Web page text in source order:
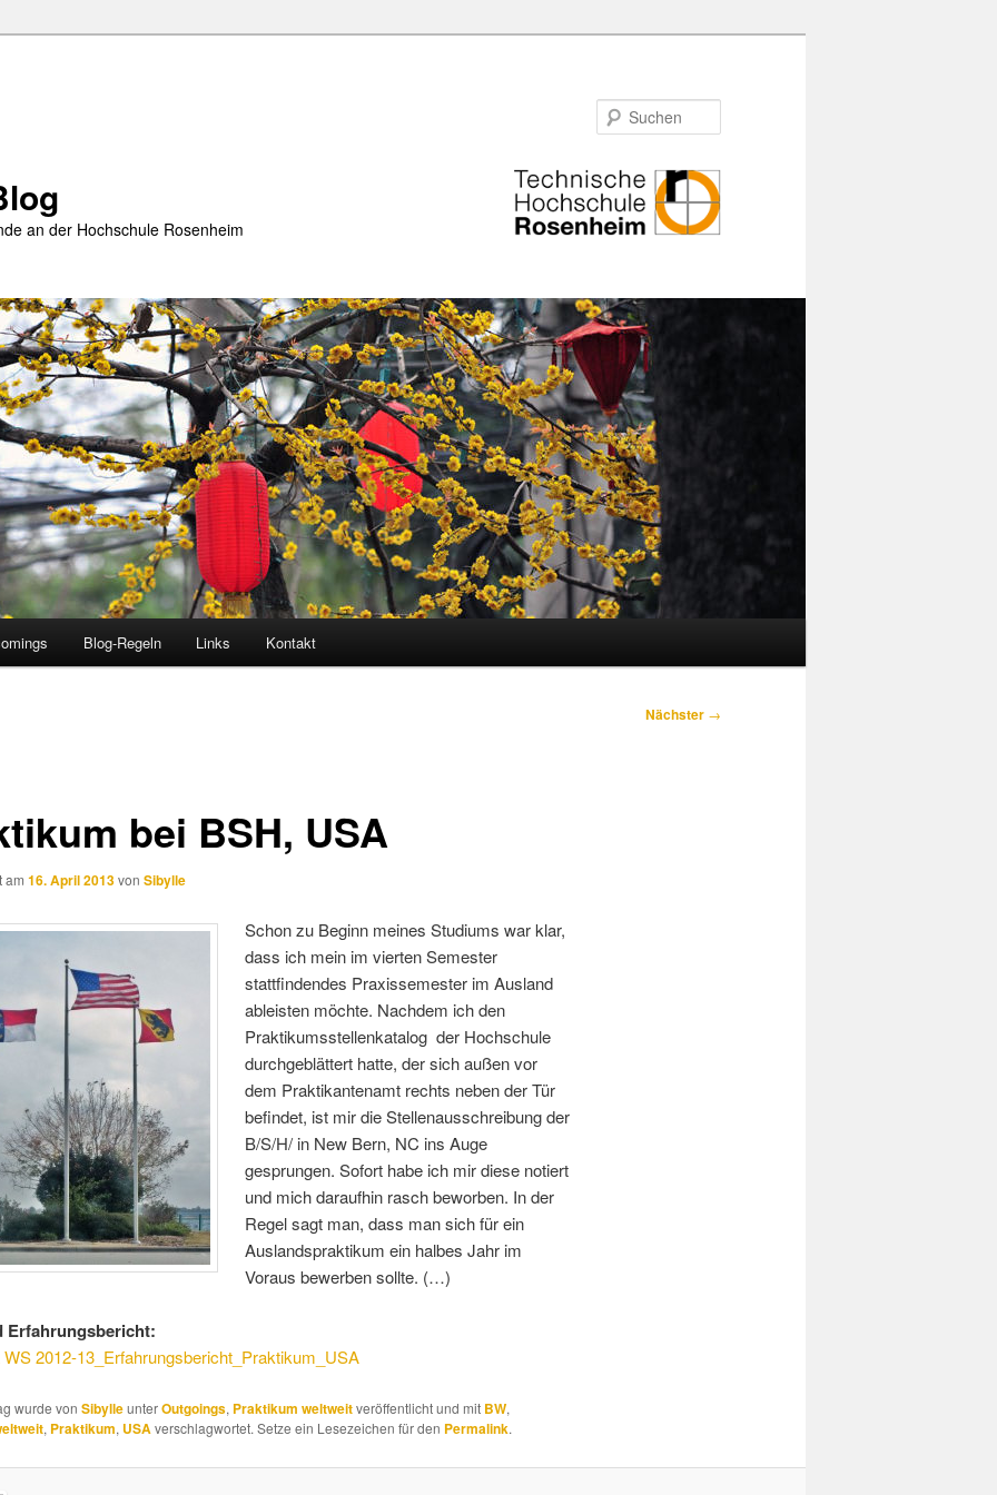
an der Hochschule Rosenheim
Blog-Regeln Links Kontakt
Nächster →
bei BSH, USA
am 16. April 2013von Sibylle
Schon zu Beginn meines Studiums war klar,
dass ich mein im vierten Semester
stattfindendes Praxissemester im Ausland
ableisten möchte. Nachdem ich den
Praktikumsstellenkatalog der Hochschule
durchgeblättert hatte, der sich außen vor
dem Praktikantenamt rechts neben der Tür
befindet, ist mir die Stellenausschreibung der
B/S/H/ in New Bern, NC ins Auge
gesprungen. Sofort habe ich mir diese notiert
und mich daraufhin rasch beworben. In der
Regel sagt man, dass man sich für ein
Auslandspraktikum ein halbes Jahr im
Voraus bewerben sollte. (…)
Erfahrungsbericht:
2012-13_Erfahrungsbericht_Praktikum_USA
wurde von SibylleunterOutgoings, Praktikum weltweitveröffentlicht und mit BW,
, Praktikum, USAverschlagwortet. Setze ein Lesezeichen für den Permalink.